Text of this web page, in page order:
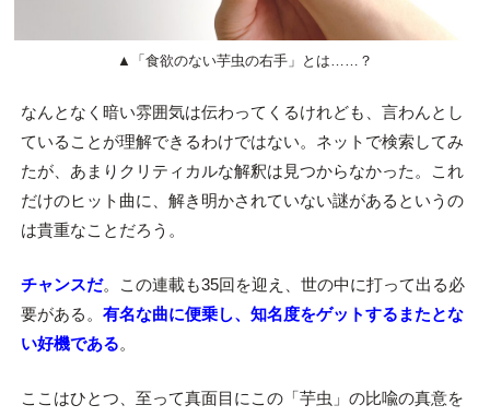
▲「食欲のない芋虫の右手」とは……？
なんとなく暗い雰囲気は伝わってくるけれども、言わんとし
ていることが理解できるわけではない。ネットで検索してみ
たが、あまりクリティカルな解釈は見つからなかった。これ
だけのヒット曲に、解き明かされていない謎があるというの
は貴重なことだろう。
チャンスだ。この連載も35回を迎え、世の中に打って出る必
要がある。 有名な曲に便乗し、知名度をゲットするまたとな
い好機である。
ここはひとつ、至って真面目にこの「芋虫」の比喩の真意を